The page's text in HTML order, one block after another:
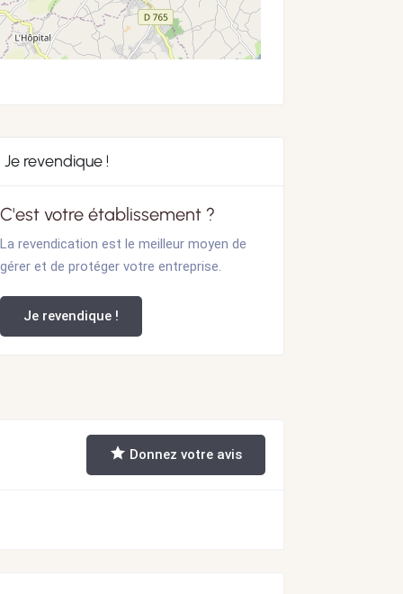
Je revendique !
C'est votre établissement ?
La revendication est le meilleur moyen de
gérer et de protéger votre entreprise.
Je revendique !
Donnez votre avis